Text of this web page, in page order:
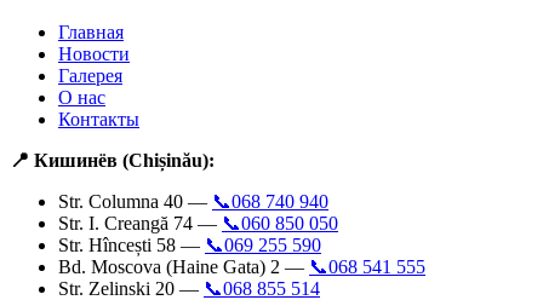
Главная
Новости
Галерея
О нас
Контакты
📍 Кишинёв (Chișinău):
Str. Columna 40 — 📞068 740 940
Str. I. Creangă 74 — 📞060 850 050
Str. Hîncești 58 — 📞069 255 590
Bd. Moscova (Haine Gata) 2 — 📞068 541 555
Str. Zelinski 20 — 📞068 855 514